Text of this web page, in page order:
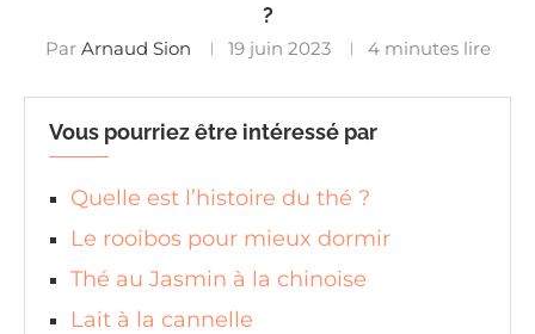
?
Par Arnaud Sion 19 juin 2023 4 minutes lire
Vous pourriez être intéressé par
Quelle est l’histoire du thé ?
Le rooibos pour mieux dormir
Thé au Jasmin à la chinoise
Lait à la cannelle